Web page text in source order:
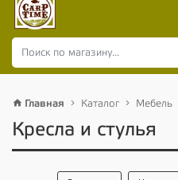
Главная Каталог Мебель
Кресла и стулья